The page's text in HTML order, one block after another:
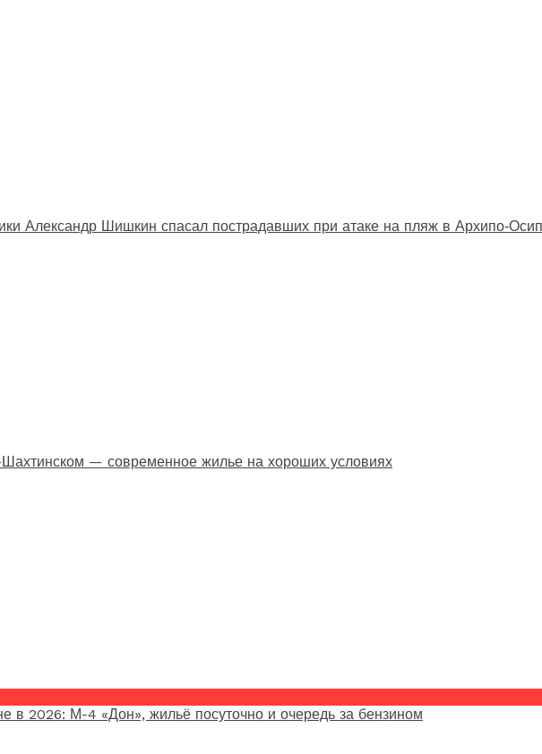
Александр Шишкин спасал пострадавших при атаке на пляж в
— современное жилье на хороших условиях
в 2026: М-4 «Дон», жильё посуточно и очередь за бензином